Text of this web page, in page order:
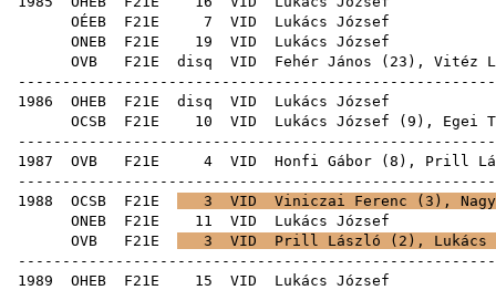
OÉEB F21E 7 VID
ONEB F21E 19 VID
OVB F21E disq VID Fehér János ( 23 ), Vitéz
1986 OHEB F21E disq VID
OCSB F21E 10 VID Lukács József ( 9 ), Egei
1987 OVB F21E 4 VID Honfi Gábor ( 8 ), Prill
1988 OCSB F21E 3 VID Viniczai Ferenc ( 3 ),
ONEB F21E 11 VID
OVB F21E 3 VID Prill László ( 2 ), Lukács
1989 OHEB F21E 15 VID